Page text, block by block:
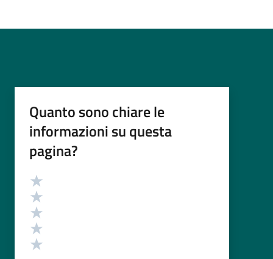
Quanto sono chiare le
informazioni su questa
pagina?
Valutazione